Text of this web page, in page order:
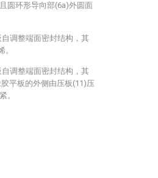
圆环形导向部(6a)外圆面
调整端面密封结构，其
调整端面密封结构，其
平板的外侧由压板(11)压
。